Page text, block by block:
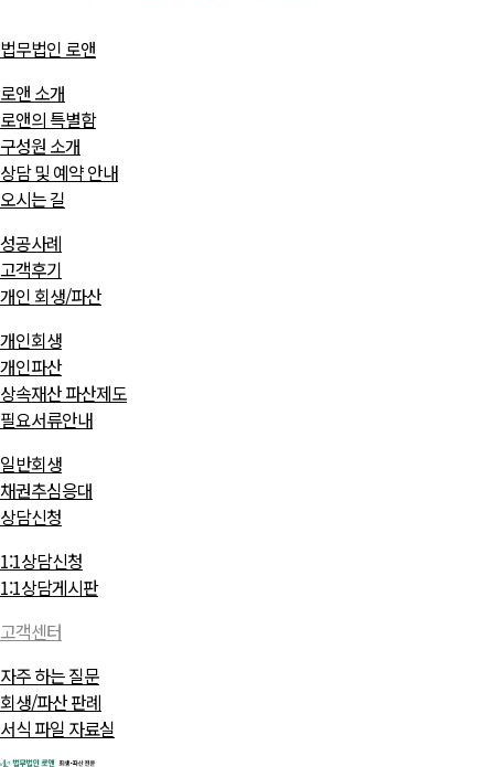
법무법인 로앤
로앤 소개
로앤의 특별함
구성원 소개
상담 및 예약 안내
오시는 길
성공사례
고객후기
개인 회생/파산
개인회생
개인파산
상속재산 파산제도
필요서류안내
일반회생
채권추심응대
상담신청
1:1상담신청
1:1상담게시판
고객센터
자주 하는 질문
회생/파산 판례
서식 파일 자료실